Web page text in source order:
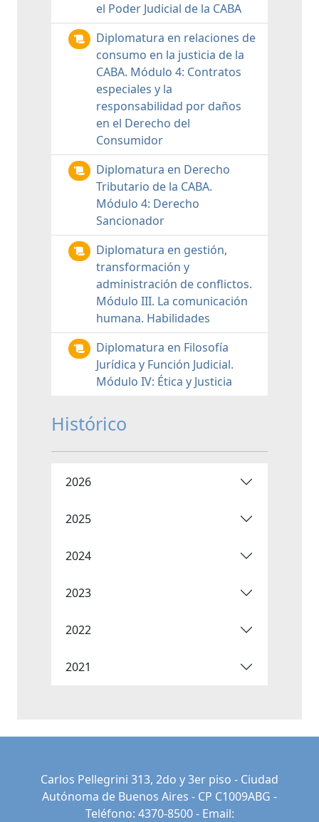
el Poder Judicial de la CABA
Diplomatura en relaciones de
consumo en la justicia de la
CABA. Módulo 4: Contratos
especiales y la
responsabilidad por daños
en el Derecho del
Consumidor
Diplomatura en Derecho
Tributario de la CABA.
Módulo 4: Derecho
Sancionador
Diplomatura en gestión,
transformación y
administración de conflictos.
Módulo III. La comunicación
humana. Habilidades
Diplomatura en Filosofía
Jurídica y Función Judicial.
Módulo IV: Ética y Justicia
Histórico
2026
2025
2024
2023
2022
2021
Carlos Pellegrini 313, 2do y 3er piso - Ciudad
Autónoma de Buenos Aires - CP C1009ABG -
Teléfono: 4370-8500 - Email: